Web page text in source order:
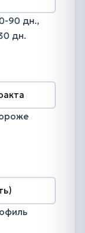
90 дн.,
дн.